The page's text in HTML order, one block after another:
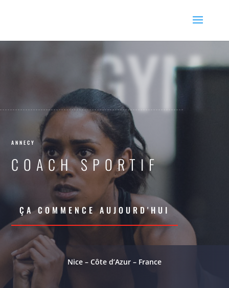
GYM
ANNECY
COACH SPORTIF
ÇA COMMENCE AUJOURD'HUI
Nice – Côte d’Azur – France